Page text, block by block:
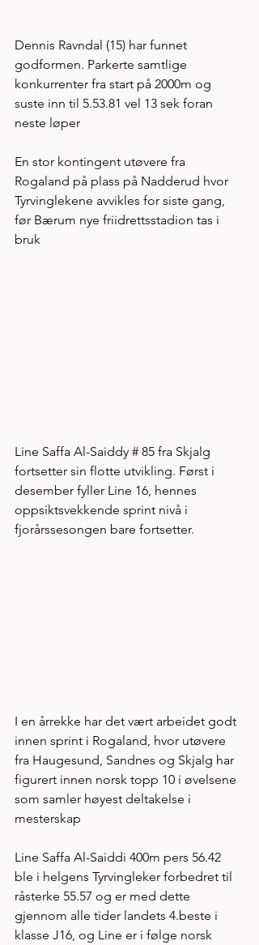
Dennis Ravndal (15) har funnet
godformen. Parkerte samtlige
konkurrenter fra start på 2000m og
suste inn til 5.53.81 vel 13 sek foran
neste løper
En stor kontingent utøvere fra
Rogaland på plass på Nadderud hvor
Tyrvinglekene avvikles for siste gang,
før Bærum nye friidrettsstadion tas i
bruk
Line Saffa Al-Saiddy # 85 fra Skjalg
fortsetter sin flotte utvikling. Først i
desember fyller Line 16, hennes
oppsiktsvekkende sprint nivå i
fjorårssesongen bare fortsetter.
I en årrekke har det vært arbeidet godt
innen sprint i Rogaland, hvor utøvere
fra Haugesund, Sandnes og Skjalg har
figurert innen norsk topp 10 i øvelsene
som samler høyest deltakelse i
mesterskap
Line Saffa Al-Saiddi 400m pers 56.42
ble i helgens Tyrvingleker forbedret til
råsterke 55.57 og er med dette
gjennom alle tider landets 4.beste i
klasse J16, og Line er i følge norsk